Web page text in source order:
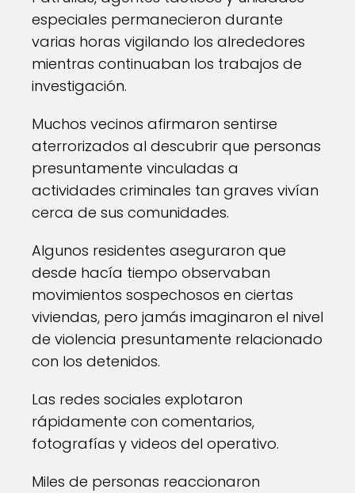
especiales permanecieron durante
varias horas vigilando los alrededores
mientras continuaban los trabajos de
investigación.
Muchos vecinos afirmaron sentirse
aterrorizados al descubrir que personas
presuntamente vinculadas a
actividades criminales tan graves vivían
cerca de sus comunidades.
Algunos residentes aseguraron que
desde hacía tiempo observaban
movimientos sospechosos en ciertas
viviendas, pero jamás imaginaron el nivel
de violencia presuntamente relacionado
con los detenidos.
Las redes sociales explotaron
rápidamente con comentarios,
fotografías y videos del operativo.
Miles de personas reaccionaron